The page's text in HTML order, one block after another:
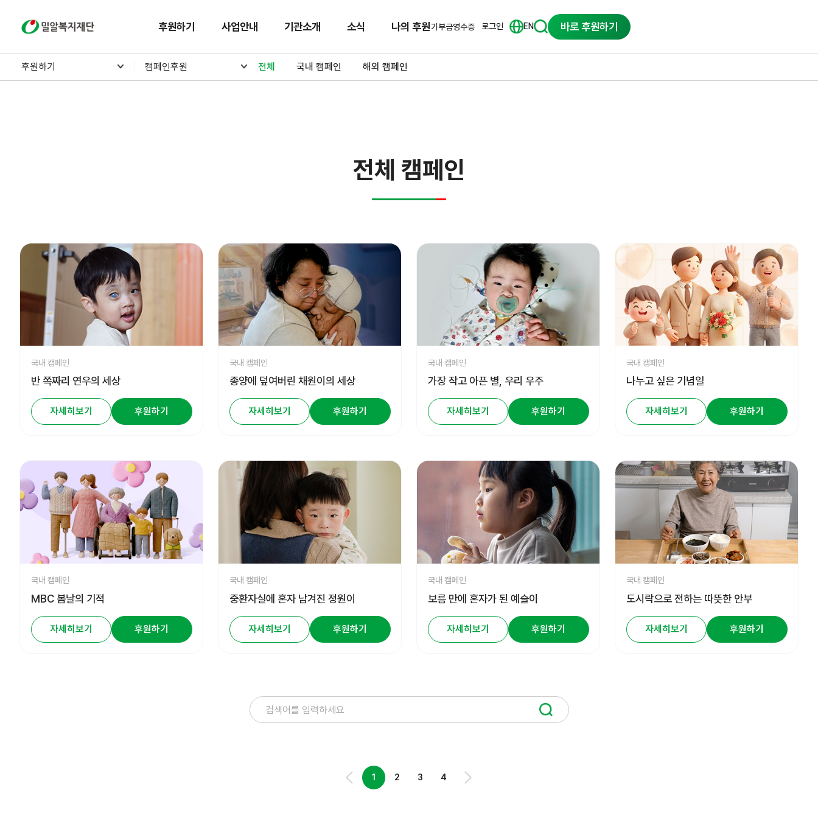
밀알복지재단 후원하기 사업안내 기관소개 소식 나의 후원기부금영수증 로그인 EN 바로 후원하기
후원하기 캠페인후원 전체 국내 캠페인 해외 캠페인
전체 캠페인
국내 캠페인
반 쪽짜리 연우의 세상
자세히보기 후원하기
국내 캠페인
종양에 덮여버린 채원이의 세상
자세히보기 후원하기
국내 캠페인
가장 작고 아픈 별, 우리 우주
자세히보기 후원하기
국내 캠페인
나누고 싶은 기념일
자세히보기 후원하기
국내 캠페인
MBC 봄날의 기적
자세히보기 후원하기
국내 캠페인
중환자실에 혼자 남겨진 정원이
자세히보기 후원하기
국내 캠페인
보름 만에 혼자가 된 예슬이
자세히보기 후원하기
국내 캠페인
도시락으로 전하는 따뜻한 안부
자세히보기 후원하기
1 2 3 4